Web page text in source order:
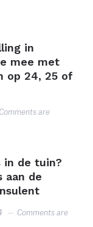
in
mee met
op 24, 25 of
Comments are
in de tuin?
aan de
Comments are